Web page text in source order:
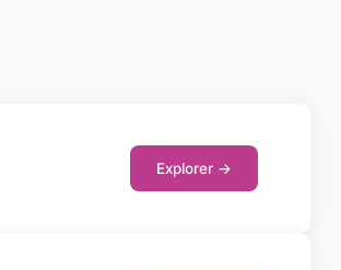
Explorer →